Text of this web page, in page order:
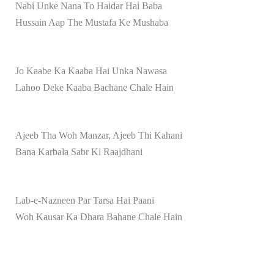
Nabi Unke Nana To Haidar Hai Baba
Hussain Aap The Mustafa Ke Mushaba
Jo Kaabe Ka Kaaba Hai Unka Nawasa
Lahoo Deke Kaaba Bachane Chale Hain
Ajeeb Tha Woh Manzar, Ajeeb Thi Kahani
Bana Karbala Sabr Ki Raajdhani
Lab-e-Nazneen Par Tarsa Hai Paani
Woh Kausar Ka Dhara Bahane Chale Hain